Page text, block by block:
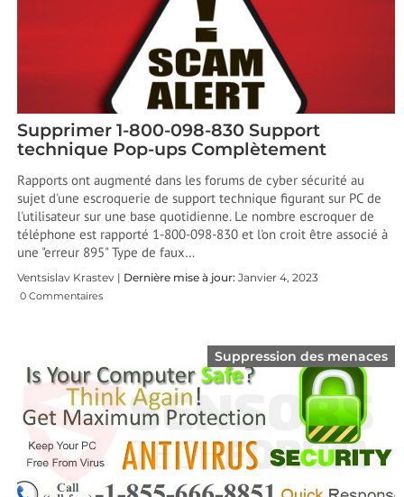
Supprimer 1-800-098-830 Support
technique Pop-ups Complètement
Rapports ont augmenté dans les forums de cyber sécurité au
sujet d'une escroquerie de support technique figurant sur PC de
l'utilisateur sur une base quotidienne. Le nombre escroquer de
téléphone est rapporté 1-800-098-830 et l'on croit être associé à
une "erreur 895" Type de faux…
Ventsislav Krastev | Dernière mise à jour: Janvier 4, 2023
0 Commentaires
Suppression des menaces